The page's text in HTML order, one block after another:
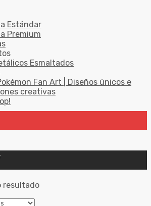
Estándar
Premium
Esmaltados
Fan Art | Diseños únicos e
creativas
resultado